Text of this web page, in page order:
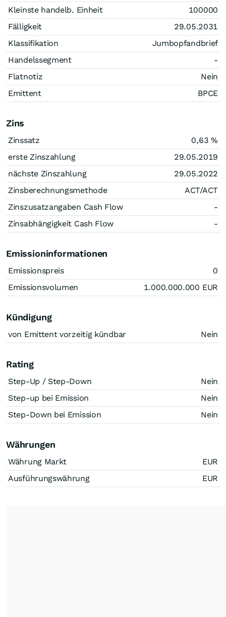
Kleinste handelb. Einheit
100000
Fälligkeit
29.05.2031
Klassifikation
Jumbopfandbrief
Handelssegment
-
Flatnotiz
Nein
Emittent
BPCE
Zins
Zinssatz 0,63 %
erste Zinszahlung
29.05.2019
nächste Zinszahlung
29.05.2022
Zinsberechnungsmethode
ACT/ACT
Zinszusatzangaben Cash Flow
-
Zinsabhängigkeit Cash Flow
-
Emissioninformationen
Emissionspreis
0
Emissionsvolumen
1.000.000.000 EUR
Kündigung
von Emittent vorzeitig kündbar Nein
Rating
Step-Up / Step-Down
Nein
Step-up bei Emission
Nein
Step-Down bei Emission
Nein
Währungen
Währung Markt
EUR
Ausführungswährung
EUR